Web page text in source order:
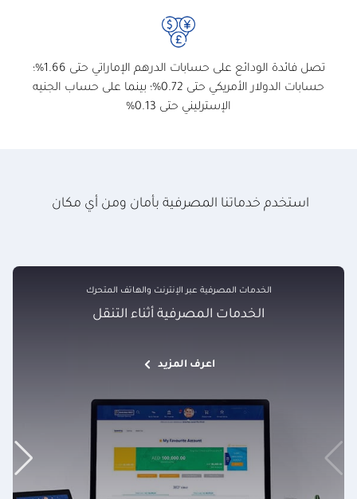
تصل فائدة الودائع على حسابات الدرهم الإماراتي حتى 1.66%؛
حسابات الدولار الأمريكي حتى 0.72%؛ بينما على حساب الجنيه
الإسترليني حتى 0.13%
استخدم خدماتنا المصرفية بأمان ومن أي مكان
الخدمات المصرفية عبر الإنترنت والهاتف المتحرك
الخدمات المصرفية أثناء التنقل
اعرف المزيد